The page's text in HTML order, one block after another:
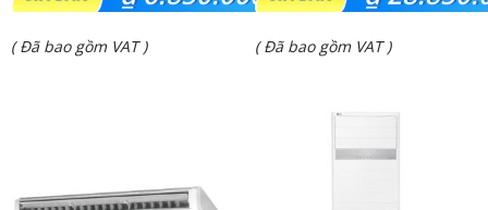
gốc
là:
Giá
₫ 6.850.000.
( Đã bao gồm VAT )
gốc
là:
Giá
( Đã bao gồm VAT )